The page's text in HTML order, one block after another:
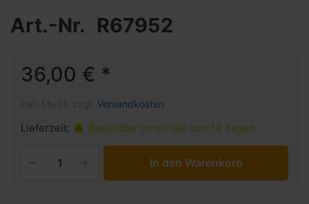
Art.-Nr. R67952
36,00 € *
Versandkosten
Lieferzeit: Bestellbar innerhalb von 14 Tagen
In den Warenkorb